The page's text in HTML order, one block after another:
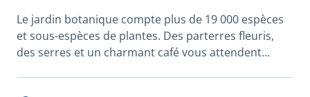
Le jardin botanique compte plus de 19 000 espèces
et sous-espèces de plantes. Des parterres fleuris,
des serres et un charmant café vous attendent...